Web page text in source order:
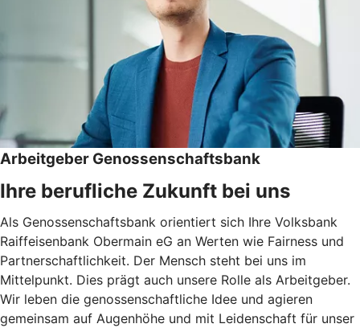
Arbeitgeber Genossenschaftsbank
Ihre berufliche Zukunft bei uns
Als Genossenschaftsbank orientiert sich Ihre Volksbank
Raiffeisenbank Obermain eG an Werten wie Fairness und
Partnerschaftlichkeit. Der Mensch steht bei uns im
Mittelpunkt. Dies prägt auch unsere Rolle als Arbeitgeber.
Wir leben die genossenschaftliche Idee und agieren
gemeinsam auf Augenhöhe und mit Leidenschaft für unser